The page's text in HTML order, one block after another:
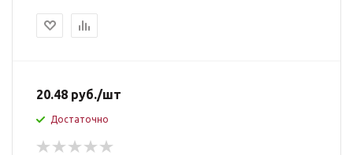
20.48 руб./шт
Достаточно